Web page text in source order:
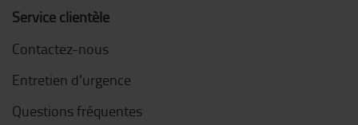
Service clientèle
Contactez-nous
Entretien d'urgence
Questions fréquentes